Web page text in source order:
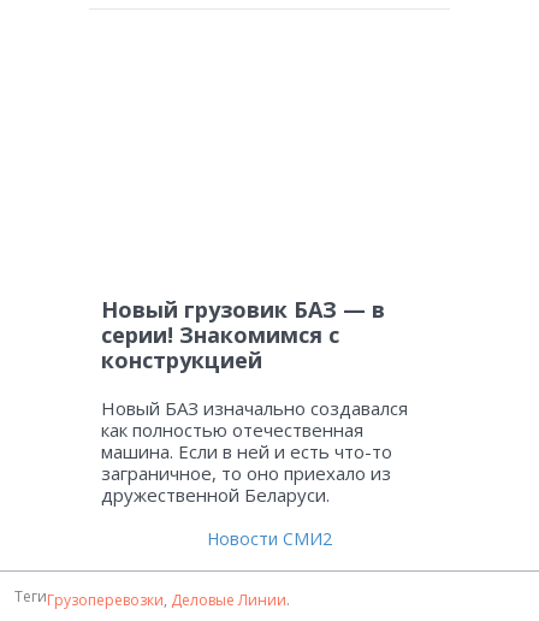
Новый грузовик БАЗ — в
серии! Знакомимся с
конструкцией
Новый БАЗ изначально создавался
как полностью отечественная
машина. Если в ней и есть что-то
заграничное, то оно приехало из
дружественной Беларуси.
Новости СМИ2
ТегиГрузоперевозки, Деловые Линии.